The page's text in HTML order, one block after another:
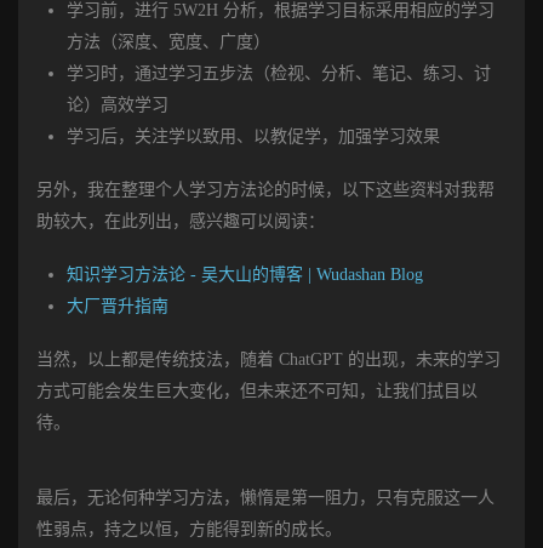
学习前，进行 5W2H 分析，根据学习目标采用相应的学习
方法（深度、宽度、广度）
学习时，通过学习五步法（检视、分析、笔记、练习、讨
论）高效学习
学习后，关注学以致用、以教促学，加强学习效果
另外，我在整理个人学习方法论的时候，以下这些资料对我帮
助较大，在此列出，感兴趣可以阅读：
知识学习方法论 - 吴大山的博客 | Wudashan Blog
大厂晋升指南
当然，以上都是传统技法，随着 ChatGPT 的出现，未来的学习
方式可能会发生巨大变化，但未来还不可知，让我们拭目以
待。
最后，无论何种学习方法，懒惰是第一阻力，只有克服这一人
性弱点，持之以恒，方能得到新的成长。